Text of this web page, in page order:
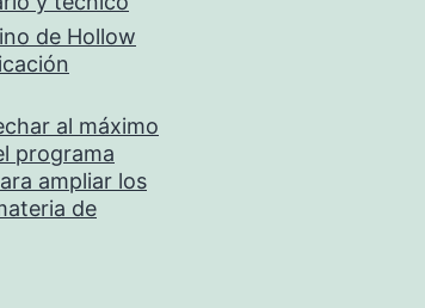
de Hollow
al máximo
programa
ampliar los
de